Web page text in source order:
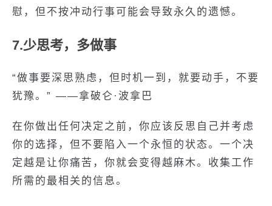
慰，但不按冲动行事可能会导致永久的遗憾。
7.少思考，多做事
“做事要深思熟虑，但时机一到，就要动手，不要
犹豫。” ——拿破仑·波拿巴
在你做出任何决定之前，你应该反思自己并考虑
你的选择，但不要陷入一个永恒的状态。一个决
定越是让你痛苦，你就会变得越麻木。收集工作
所需的最相关的信息。